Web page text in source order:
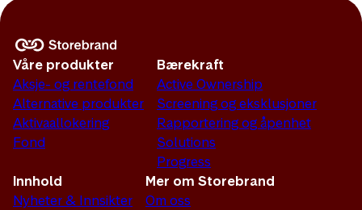
Våre produkter
Aksje- og rentefond
Alternative produkter
Aktivaallokering
Fond
Bærekraft
Active Ownership
Screening og eksklusjoner
Rapportering og åpenhet
Solutions
Progress
Innhold
Nyheter & Innsikter
Mer om Storebrand
Om oss